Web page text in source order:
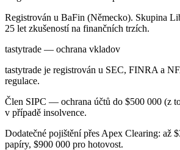
Registrován u BaFin (Německo). Skupina
25 let zkušeností na finančních trzích.
tastytrade — ochrana vkladov
tastytrade je registrován u SEC, FINRA a
regulace.
Člen SIPC — ochrana účtů do $500 000 (z
v případě insolvence.
Dodatečné pojištění přes Apex Clearing: až
papíry, $900 000 pro hotovost.